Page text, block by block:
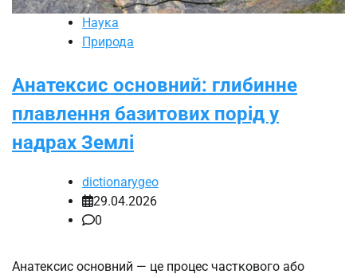
Наука
Природа
Анатексис основний: глибинне
плавлення базитових порід у
надрах Землі
dictionarygeo
29.04.2026
0
Анатексис основний — це процес часткового або